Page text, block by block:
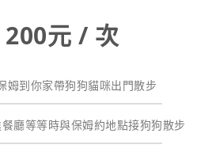
200元 / 次
姆到你家帶狗狗貓咪出門散步
廳等等時與保姆約地點接狗狗散步